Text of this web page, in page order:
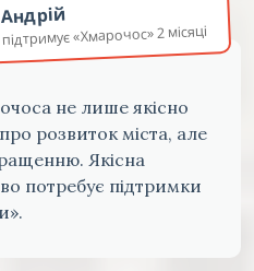
Андрій
підтримує «Хмарочос» 2 місяці
не лише якісно
розвиток міста, але
Якісна
потребує підтримки